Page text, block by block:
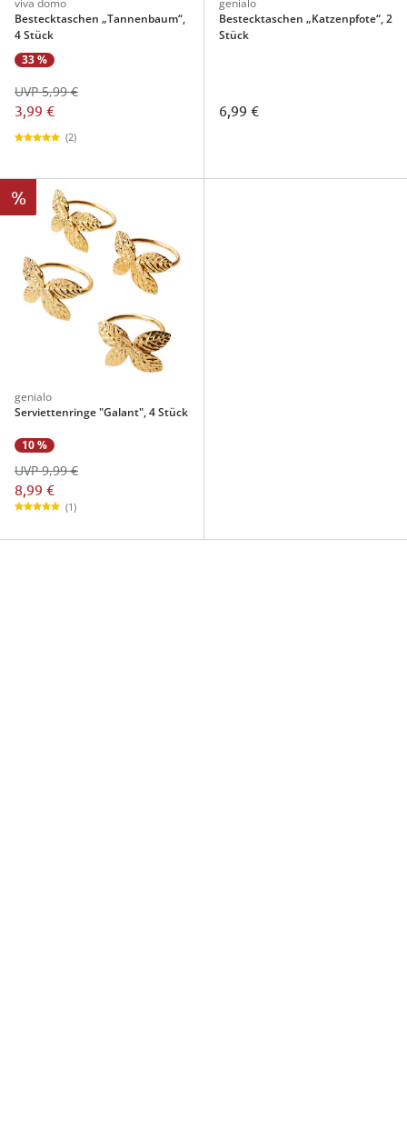
viva domo
Bestecktaschen „Tannenbaum“,
4 Stück
33 %
3,99 €
UVP 5,99 €
(2)
genialo
Bestecktaschen ­„Katzenpfote“, 2
Stück
6,99 €
%
genialo
Serviettenringe "Galant", 4 Stück
10 %
8,99 €
UVP 9,99 €
(1)